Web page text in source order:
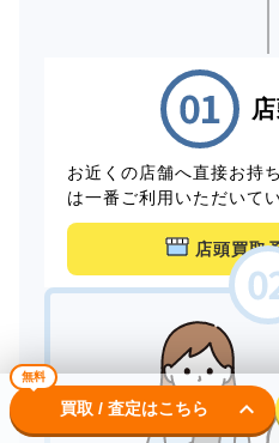
お近くの店舗へ直接お持
は一番ご利用いただいて
店頭買取
無料
買取 / 査定はこちら keyboard_arrow_down